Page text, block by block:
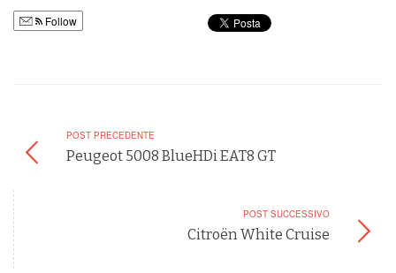
Follow
POST PRECEDENTE
Peugeot 5008 BlueHDi EAT8 GT
POST SUCCESSIVO
Citroën White Cruise